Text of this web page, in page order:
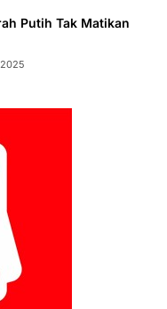
Putih Tak Matikan